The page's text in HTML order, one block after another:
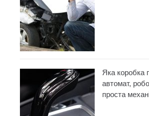
Яка коробка
автомат,
проста